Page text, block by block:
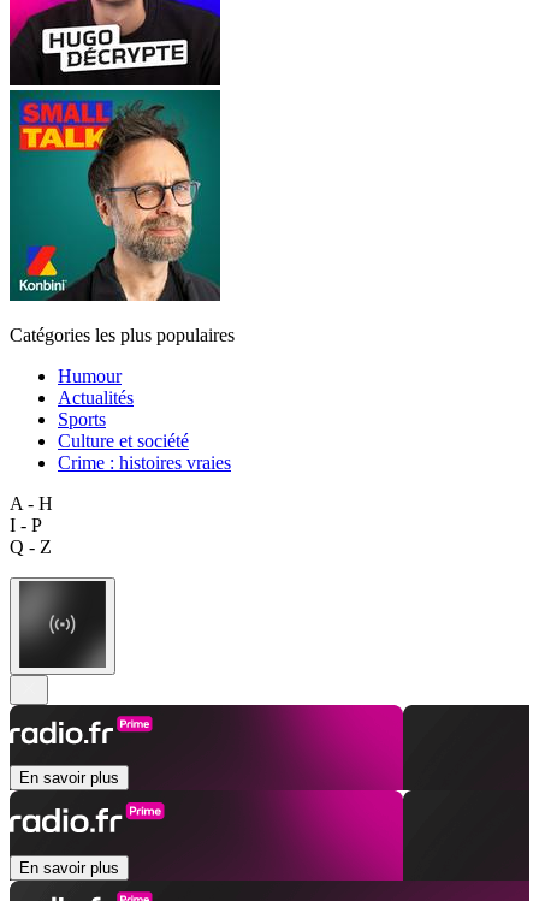
Catégories les plus populaires
Humour
Actualités
Sports
Culture et société
Crime : histoires vraies
A - H
I - P
Q - Z
En savoir plus
En savoir plus